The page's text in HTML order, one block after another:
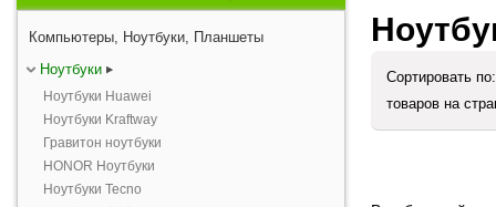
Компьютеры, Ноутбуки, Планшеты
Ноутбуки
Ноутбуки Huawei
Ноутбуки Kraftway
Гравитон ноутбуки
HONOR Ноутбуки
Ноутбуки Tecno
Сортировать
товаров на